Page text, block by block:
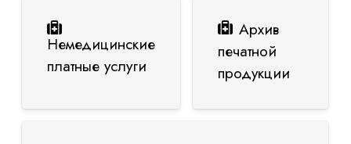
Немедицинские
платные услуги
Архив
печатной
продукции